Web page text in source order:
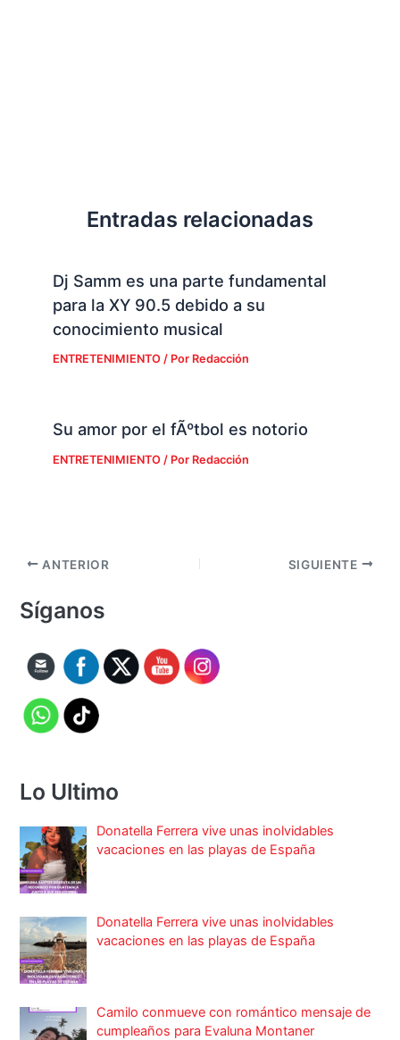
Entradas relacionadas
Dj Samm es una parte fundamental
para la XY 90.5 debido a su
conocimiento musical
ENTRETENIMIENTO/ Por Redacción
Su amor por el fÃºtbol es notorio
ENTRETENIMIENTO/ Por Redacción
ANTERIOR SIGUIENTE
Síganos
Lo Ultimo
Donatella Ferrera vive unas inolvidables
vacaciones en las playas de España
Donatella Ferrera vive unas inolvidables
vacaciones en las playas de España
Camilo conmueve con romántico mensaje de
cumpleaños para Evaluna Montaner